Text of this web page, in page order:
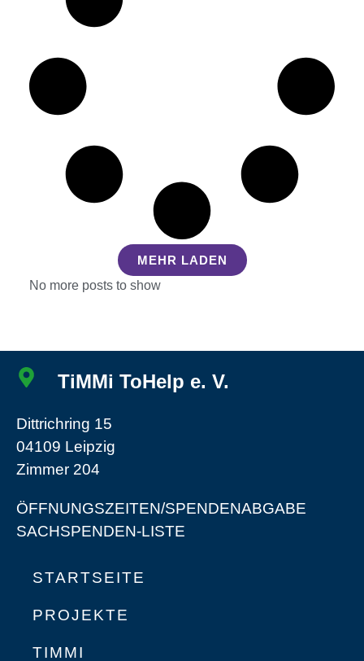
MEHR LADEN
No more posts to show
TiMMi ToHelp e. V.
Dittrichring 15
04109 Leipzig
Zimmer 204
ÖFFNUNGSZEITEN/SPENDENABGABE
SACHSPENDEN-LISTE
STARTSEITE
PROJEKTE
TIMMI